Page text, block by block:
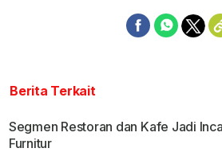
Berita Terkait
Segmen Restoran dan Kafe Jadi
Furnitur